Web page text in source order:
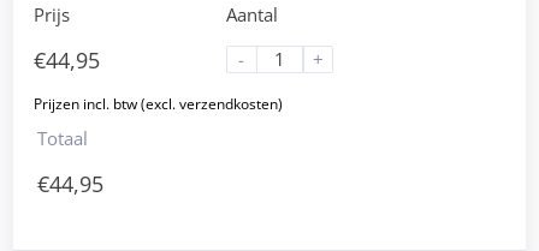
Prijs
€44,95
Aantal
-
+
Totaal
€44,95